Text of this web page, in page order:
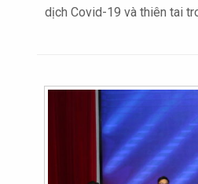
dịch Covid-19 và thiên tai